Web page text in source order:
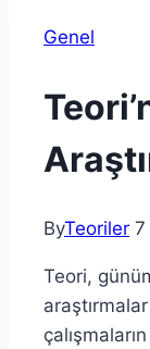
Genel
ByTeoriler 7
Teori,